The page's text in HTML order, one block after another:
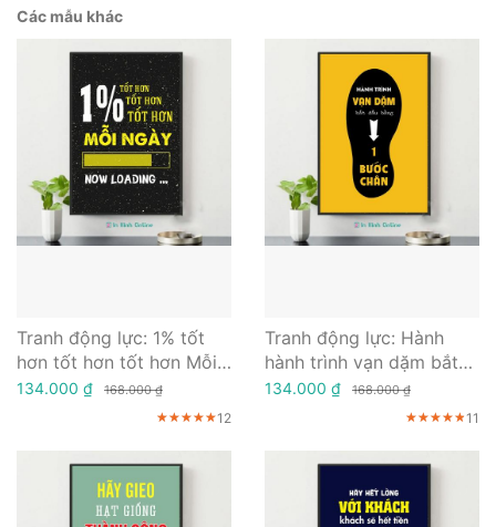
Các mẫu khác
Tranh động lực: 1% tốt
hơn tốt hơn tốt hơn Mỗi
ngày
134.000 ₫ 168.000 ₫
★★★★★
★★★★★
★★★★★12
Tranh động lực: Hành
hành trình vạn dặm bắt
đầu từ một bước chân
134.000 ₫ 168.000 ₫
★★★★★
★★★★★
★★★★★11